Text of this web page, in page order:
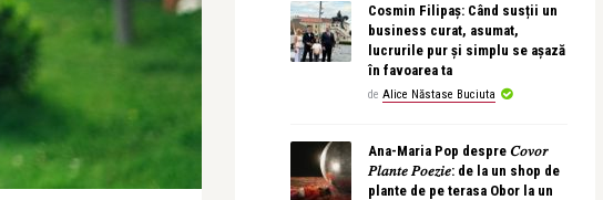
Cosmin Filipaș: Când susții un
business curat, asumat,
lucrurile pur și simplu se așază
în favoarea ta
de Alice Năstase Buciuta
Ana-Maria Pop despre 𝐶𝑜𝑣𝑜𝑟
𝑃𝑙𝑎𝑛𝑡𝑒 𝑃𝑜𝑒𝑧𝑖𝑒: de la un shop de
plante de pe terasa Obor la un